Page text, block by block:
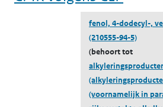
fenol, 4-dodecyl-,
(210555-94-5)
(behoort tot
(voornamelijk in